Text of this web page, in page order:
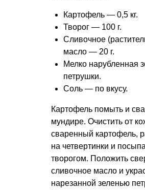
Картофель — 0,5 кг.
Творог — 100 г.
Сливочное
масло — 20 г.
Мелко нарубленная
петрушки.
Соль — по вкусу.
Картофель помыть и
мундире. Очистить от
сваренный картофель,
на четвертинки и
творогом. Положить
сливочное масло и
нарезанной зеленью